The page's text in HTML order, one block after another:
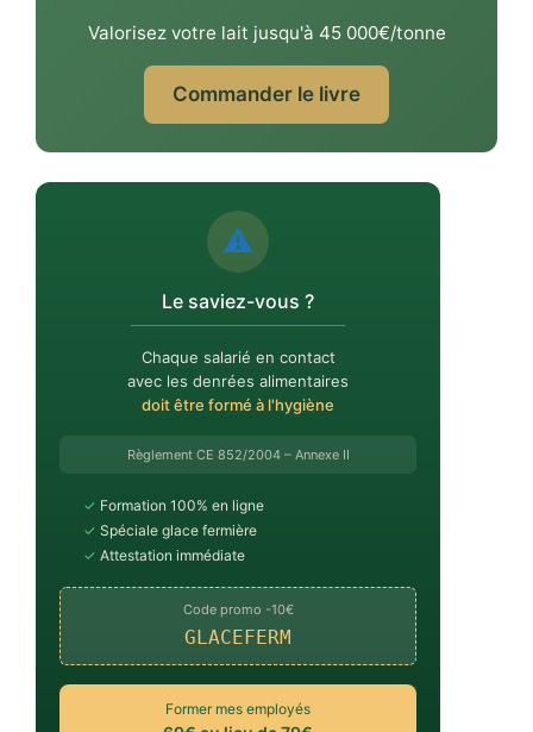
Valorisez votre lait jusqu'à 45 000€/tonne
Commander le livre
⚠️
Le saviez-vous ?
Chaque salarié en contact
avec les denrées alimentaires
doit être formé à l'hygiène
Règlement CE 852/2004 – Annexe II
✓ Formation 100% en ligne
✓ Spéciale glace fermière
✓ Attestation immédiate
Code promo -10€
GLACEFERM
Former mes employés